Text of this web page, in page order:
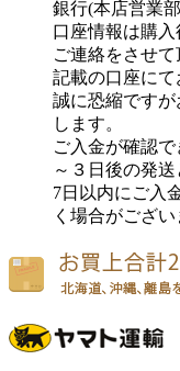
銀行(本店営業部
口座情報は購
ご連絡をさせ
記載の口座にて
誠に恐縮です
します。
ご入金が確認
～３日後の発送
7日以内にご入
く場合がござい